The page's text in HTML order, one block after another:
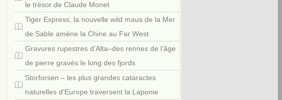
le trésor de Claude Monet
Tiger Express, la nouvelle wild maus de la Mer
de Sable amène la Chine au Far West
Gravures rupestres d’Alta–des rennes de l’âge
de pierre gravés le long des fjords
Storforsen – les plus grandes cataractes
naturelles d’Europe traversent la Laponie